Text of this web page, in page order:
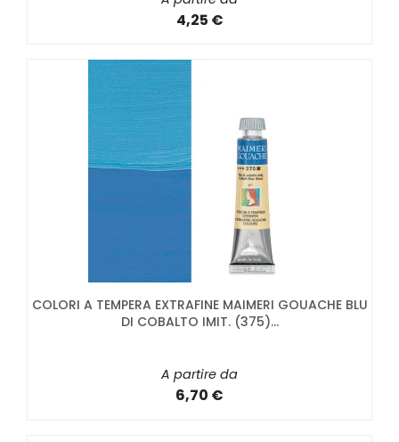
4,25 €
COLORI A TEMPERA EXTRAFINE MAIMERI GOUACHE BLU
DI COBALTO IMIT. (375)...
A partire da
6,70 €